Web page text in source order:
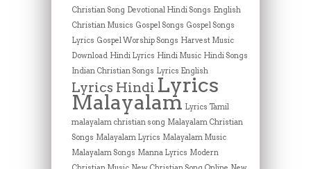
Christian Song Devotional Hindi Songs English
Christian Musics Gospel Songs Gospel Songs
Lyrics Gospel Worship Songs Harvest Music
Download Hindi Lyrics Hindi Music Hindi Songs
Indian Christian Songs Lyrics English
Lyrics Hindi Lyrics
Malayalam Lyrics Tamil
malayalam christian song Malayalam Christian
Songs Malayalam Lyrics Malayalam Music
Malayalam Songs Manna Lyrics Modern